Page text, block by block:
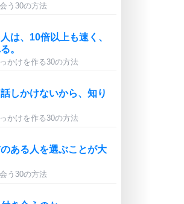
う30の方法
は、10倍以上も速く、
。
かけを作る30の方法
しかけないから、知り
かけを作る30の方法
ある人を選ぶことが大
う30の方法